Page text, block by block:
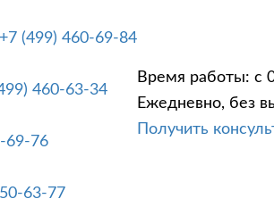
+7 (499) 460-69-84
460-63-34
69-76
63-77
Время работы: с
Ежедневно, без
Получить